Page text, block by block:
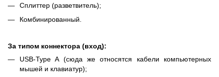
Сплиттер (разветвитель);
Комбинированный.
За типом коннектора (вход):
USB-Type A (сюда же относятся кабели компьютерных
мышей и клавиатур);